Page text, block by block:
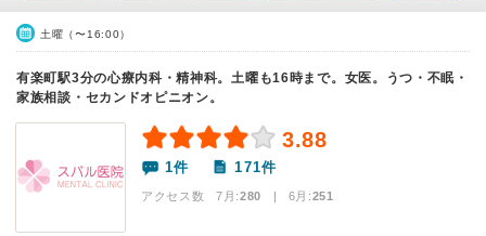
土曜（〜16:00）
有楽町駅3分の心療内科・精神科。土曜も16時まで。女医。うつ・不眠・
家族相談・セカンドオピニオン。
3.88
1件 171件
アクセス数 7月:280 | 6月:251